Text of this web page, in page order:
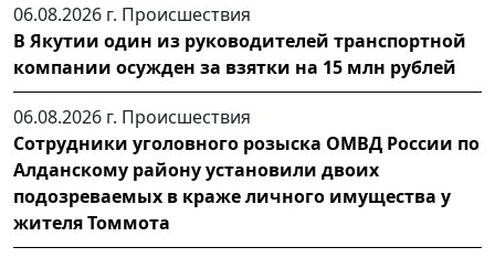
06.08.2026 г. Происшествия
В Якутии один из руководителей транспортной
компании осужден за взятки на 15 млн рублей
06.08.2026 г. Происшествия
Сотрудники уголовного розыска ОМВД России по
Алданскому району установили двоих
подозреваемых в краже личного имущества у
жителя Томмота